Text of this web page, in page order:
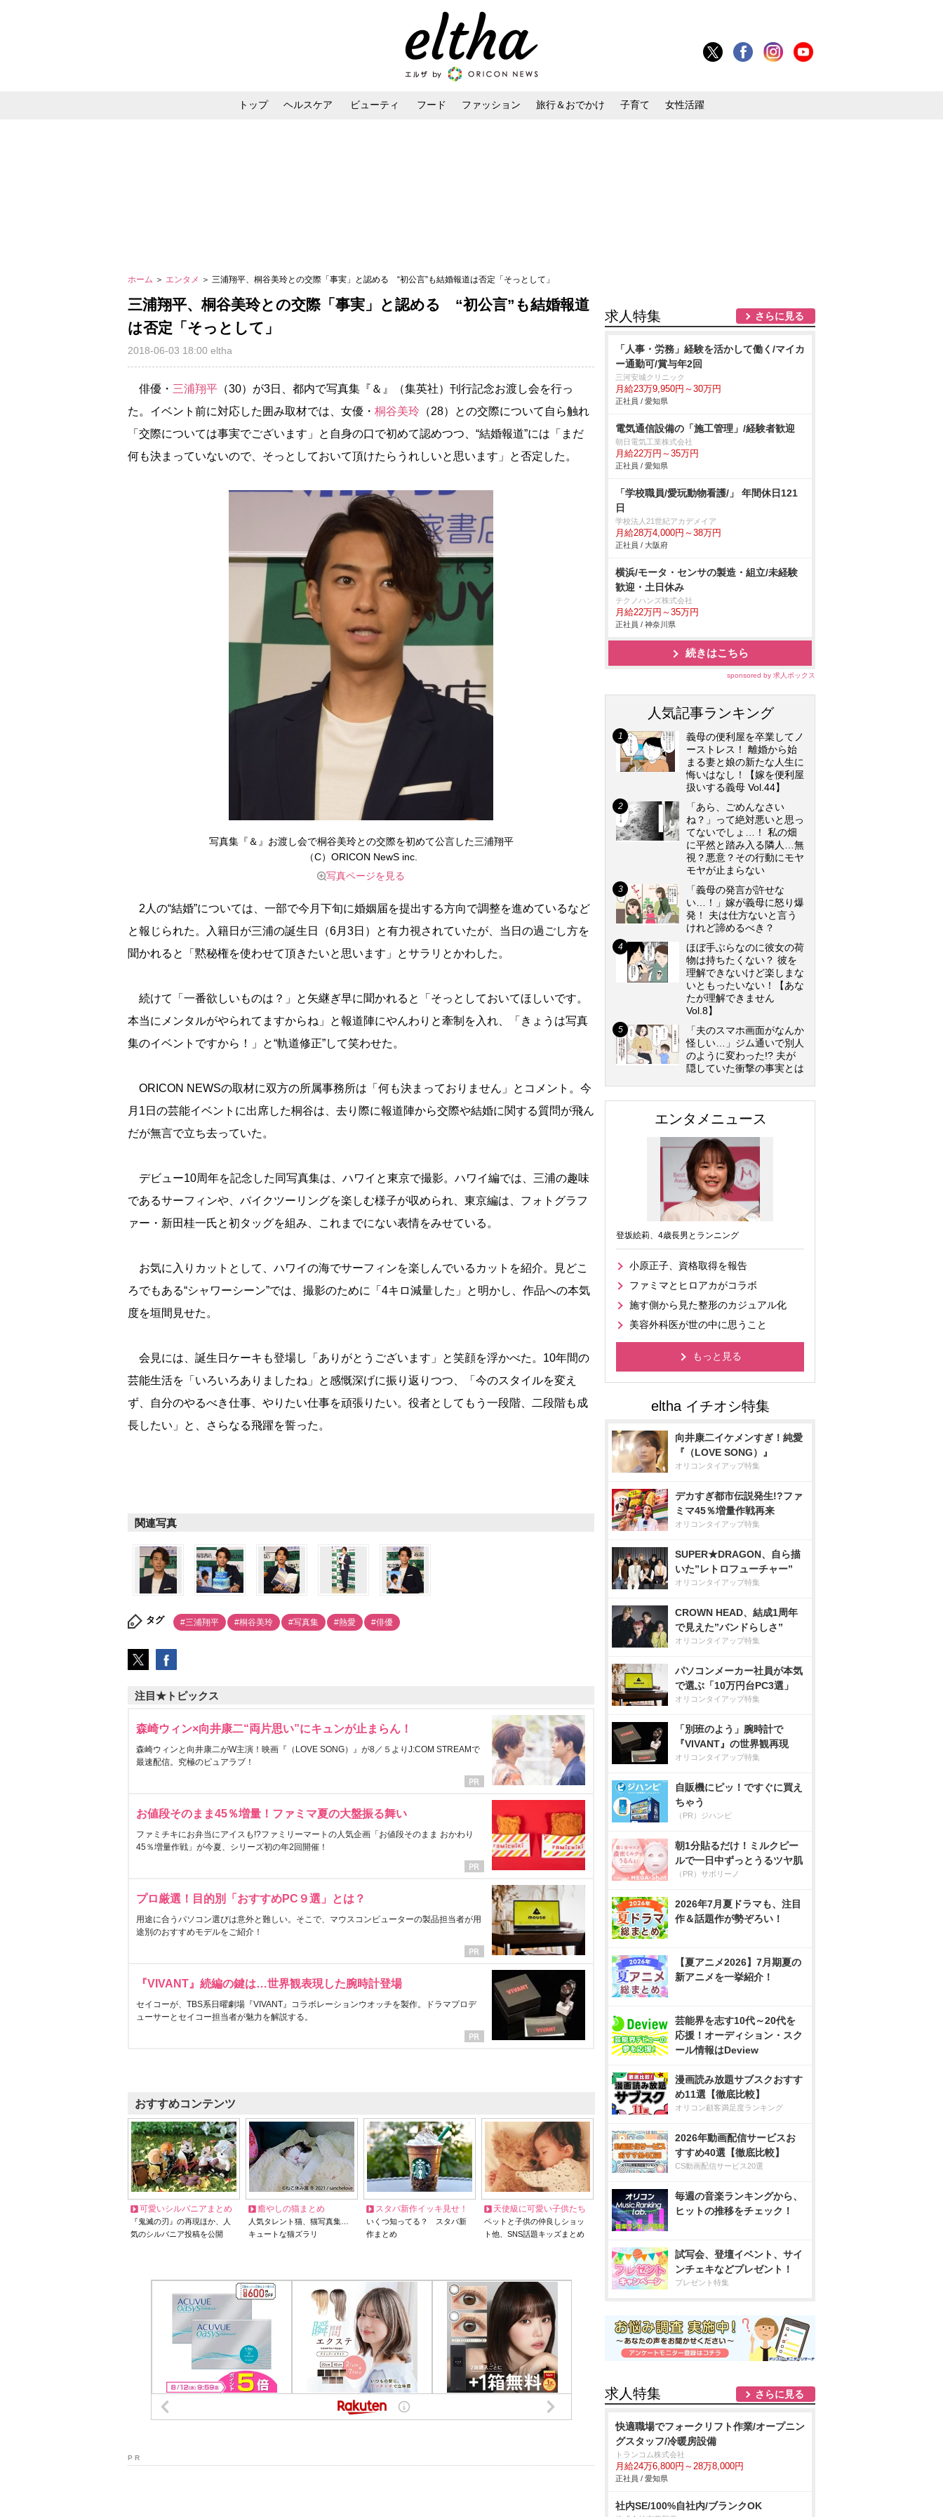
トップ ヘルスケア ビューティ フード ファッション 旅行＆おでかけ 子育て 女性活躍
ホーム ＞ エンタメ ＞ 三浦翔平、桐谷美玲との交際「事実」と認める “初公言”も結婚報道は否定「そっとして」
三浦翔平、桐谷美玲との交際「事実」と認める “初公言”も結婚報道
は否定「そっとして」
2018-06-03 18:00 eltha
俳優・ 三浦翔平 （30）が3日、都内で写真集『＆』（集英社）刊行記念お渡し会を行っ
た。イベント前に対応した囲み取材では、女優・ 桐谷美玲 （28）との交際について自ら触れ
「交際については事実でございます」と自身の口で初めて認めつつ、“結婚報道”には「まだ
何も決まっていないので、そっとしておいて頂けたらうれしいと思います」と否定した。
写真集『＆』お渡し会で桐谷美玲との交際を初めて公言した三浦翔平
（C）ORICON NewS inc.
写真ページを見る
2人の“結婚”については、一部で今月下旬に婚姻届を提出する方向で調整を進めているなど
と報じられた。入籍日が三浦の誕生日（6月3日）と有力視されていたが、当日の過ごし方を
聞かれると「黙秘権を使わせて頂きたいと思います」とサラリとかわした。
続けて「一番欲しいものは？」と矢継ぎ早に聞かれると「そっとしておいてほしいです。
本当にメンタルがやられてますからね」と報道陣にやんわりと牽制を入れ、「きょうは写真
集のイベントですから！」と“軌道修正”して笑わせた。
ORICON NEWSの取材に双方の所属事務所は「何も決まっておりません」とコメント。今
月1日の芸能イベントに出席した桐谷は、去り際に報道陣から交際や結婚に関する質問が飛ん
だが無言で立ち去っていた。
デビュー10周年を記念した同写真集は、ハワイと東京で撮影。ハワイ編では、三浦の趣味
であるサーフィンや、バイクツーリングを楽しむ様子が収められ、東京編は、フォトグラフ
ァー・新田桂一氏と初タッグを組み、これまでにない表情をみせている。
お気に入りカットとして、ハワイの海でサーフィンを楽しんでいるカットを紹介。見どこ
ろでもある“シャワーシーン”では、撮影のために「4キロ減量した」と明かし、作品への本気
度を垣間見せた。
会見には、誕生日ケーキも登場し「ありがとうございます」と笑顔を浮かべた。10年間の
芸能生活を「いろいろありましたね」と感慨深げに振り返りつつ、「今のスタイルを変え
ず、自分のやるべき仕事、やりたい仕事を頑張りたい。役者としてもう一段階、二段階も成
長したい」と、さらなる飛躍を誓った。
関連写真
タグ #三浦翔平 #桐谷美玲 #写真集 #熱愛 #俳優
注目★トピックス
森崎ウィン×向井康二“両片思い”にキュンが止まらん！
森崎ウィンと向井康二がW主演！映画『（LOVE SONG）』が8／５よりJ:COM STREAMで
最速配信。究極のピュアラブ！
お値段そのまま45％増量！ファミマ夏の大盤振る舞い
ファミチキにお弁当にアイスも!?ファミリーマートの人気企画「お値段そのまま おかわり
45％増量作戦」が今夏、シリーズ初の年2回開催！
プロ厳選！目的別「おすすめPC９選」とは？
用途に合うパソコン選びは意外と難しい。そこで、マウスコンピューターの製品担当者が用
途別のおすすめモデルをご紹介！
『VIVANT』続編の鍵は…世界観表現した腕時計登場
セイコーが、TBS系日曜劇場『VIVANT』コラボレーションウオッチを製作。ドラマプロデ
ューサーとセイコー担当者が魅力を解説する。
おすすめコンテンツ
可愛いシルバニアまとめ
『鬼滅の刃』の再現ほか、人
気のシルバニア投稿を公開
癒やしの猫まとめ
人気タレント猫、猫写真集…
キュートな猫ズラリ
スタバ新作イッキ見せ！
いくつ知ってる？ スタバ新
作まとめ
天使級に可愛い子供たち
ペットと子供の仲良しショッ
ト他、SNS話題キッズまとめ
P R
求人特集 さらに見る
「人事・労務」経験を活かして働く/マイカ
ー通勤可/賞与年2回
三河安城クリニック
月給23万9,950円～30万円
正社員 / 愛知県
電気通信設備の「施工管理」/経験者歓迎
朝日電気工業株式会社
月給22万円～35万円
正社員 / 愛知県
「学校職員/愛玩動物看護/」 年間休日121
日
学校法人21世紀アカデメイア
月給28万4,000円～38万円
正社員 / 大阪府
横浜/モータ・センサの製造・組立/未経験
歓迎・土日休み
テクノハンズ株式会社
月給22万円～35万円
正社員 / 神奈川県
続きはこちら
sponsored by 求人ボックス
人気記事ランキング
義母の便利屋を卒業してノ
ーストレス！ 離婚から始
まる妻と娘の新たな人生に
悔いはなし！【嫁を便利屋
扱いする義母 Vol.44】
「あら、ごめんなさい
ね？」って絶対悪いと思っ
てないでしょ…！ 私の畑
に平然と踏み入る隣人…無
視？悪意？その行動にモヤ
モヤが止まらない
「義母の発言が許せな
い…！」嫁が義母に怒り爆
発！ 夫は仕方ないと言う
けれど諦めるべき？
ほぼ手ぶらなのに彼女の荷
物は持ちたくない？ 彼を
理解できないけど楽しまな
いともったいない！【あな
たが理解できません
Vol.8】
「夫のスマホ画面がなんか
怪しい…」ジム通いで別人
のように変わった!? 夫が
隠していた衝撃の事実とは
エンタメニュース
登坂絵莉、4歳長男とランニング
小原正子、資格取得を報告
ファミマとヒロアカがコラボ
施す側から見た整形のカジュアル化
美容外科医が世の中に思うこと
もっと見る
向井康二イケメンすぎ！純愛
『（LOVE SONG）』
オリコンタイアップ特集
デカすぎ都市伝説発生!?ファ
ミマ45％増量作戦再来
オリコンタイアップ特集
SUPER★DRAGON、自ら描
いた”レトロフューチャー”
オリコンタイアップ特集
CROWN HEAD、結成1周年
で見えた”バンドらしさ”
オリコンタイアップ特集
パソコンメーカー社員が本気
で選ぶ「10万円台PC3選」
オリコンタイアップ特集
「別班のよう」腕時計で
『VIVANT』の世界観再現
オリコンタイアップ特集
自販機にピッ！ですぐに買え
ちゃう
（PR）ジハンピ
朝1分貼るだけ！ミルクピー
ルで一日中ずっとうるツヤ肌
（PR）サボリーノ
2026年7月夏ドラマも、注目
作＆話題作が勢ぞろい！
【夏アニメ2026】7月期夏の
新アニメを一挙紹介！
芸能界を志す10代～20代を
応援！オーディション・スク
ール情報はDeview
漫画読み放題サブスクおすす
め11選【徹底比較】
オリコン顧客満足度ランキング
2026年動画配信サービスお
すすめ40選【徹底比較】
CS動画配信サービス20選
毎週の音楽ランキングから、
ヒットの推移をチェック！
試写会、登壇イベント、サイ
ンチェキなどプレゼント！
プレゼント特集
求人特集 さらに見る
快適職場でフォークリフト作業/オープニン
グスタッフ/冷暖房設備
トランコム株式会社
月給24万6,800円～28万8,000円
正社員 / 愛知県
社内SE/100%自社内/ブランクOK